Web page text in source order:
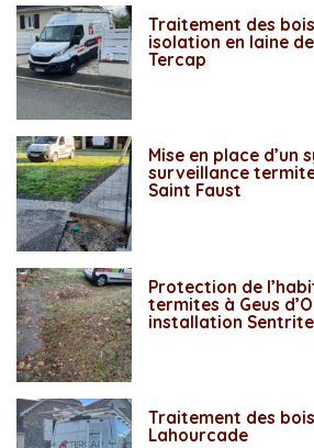
Traitement des
isolation en laine
Tercap
Mise en place d’un
surveillance
Saint Faust
Protection de
termites à Geus
installation
Traitement des
Lahourcade